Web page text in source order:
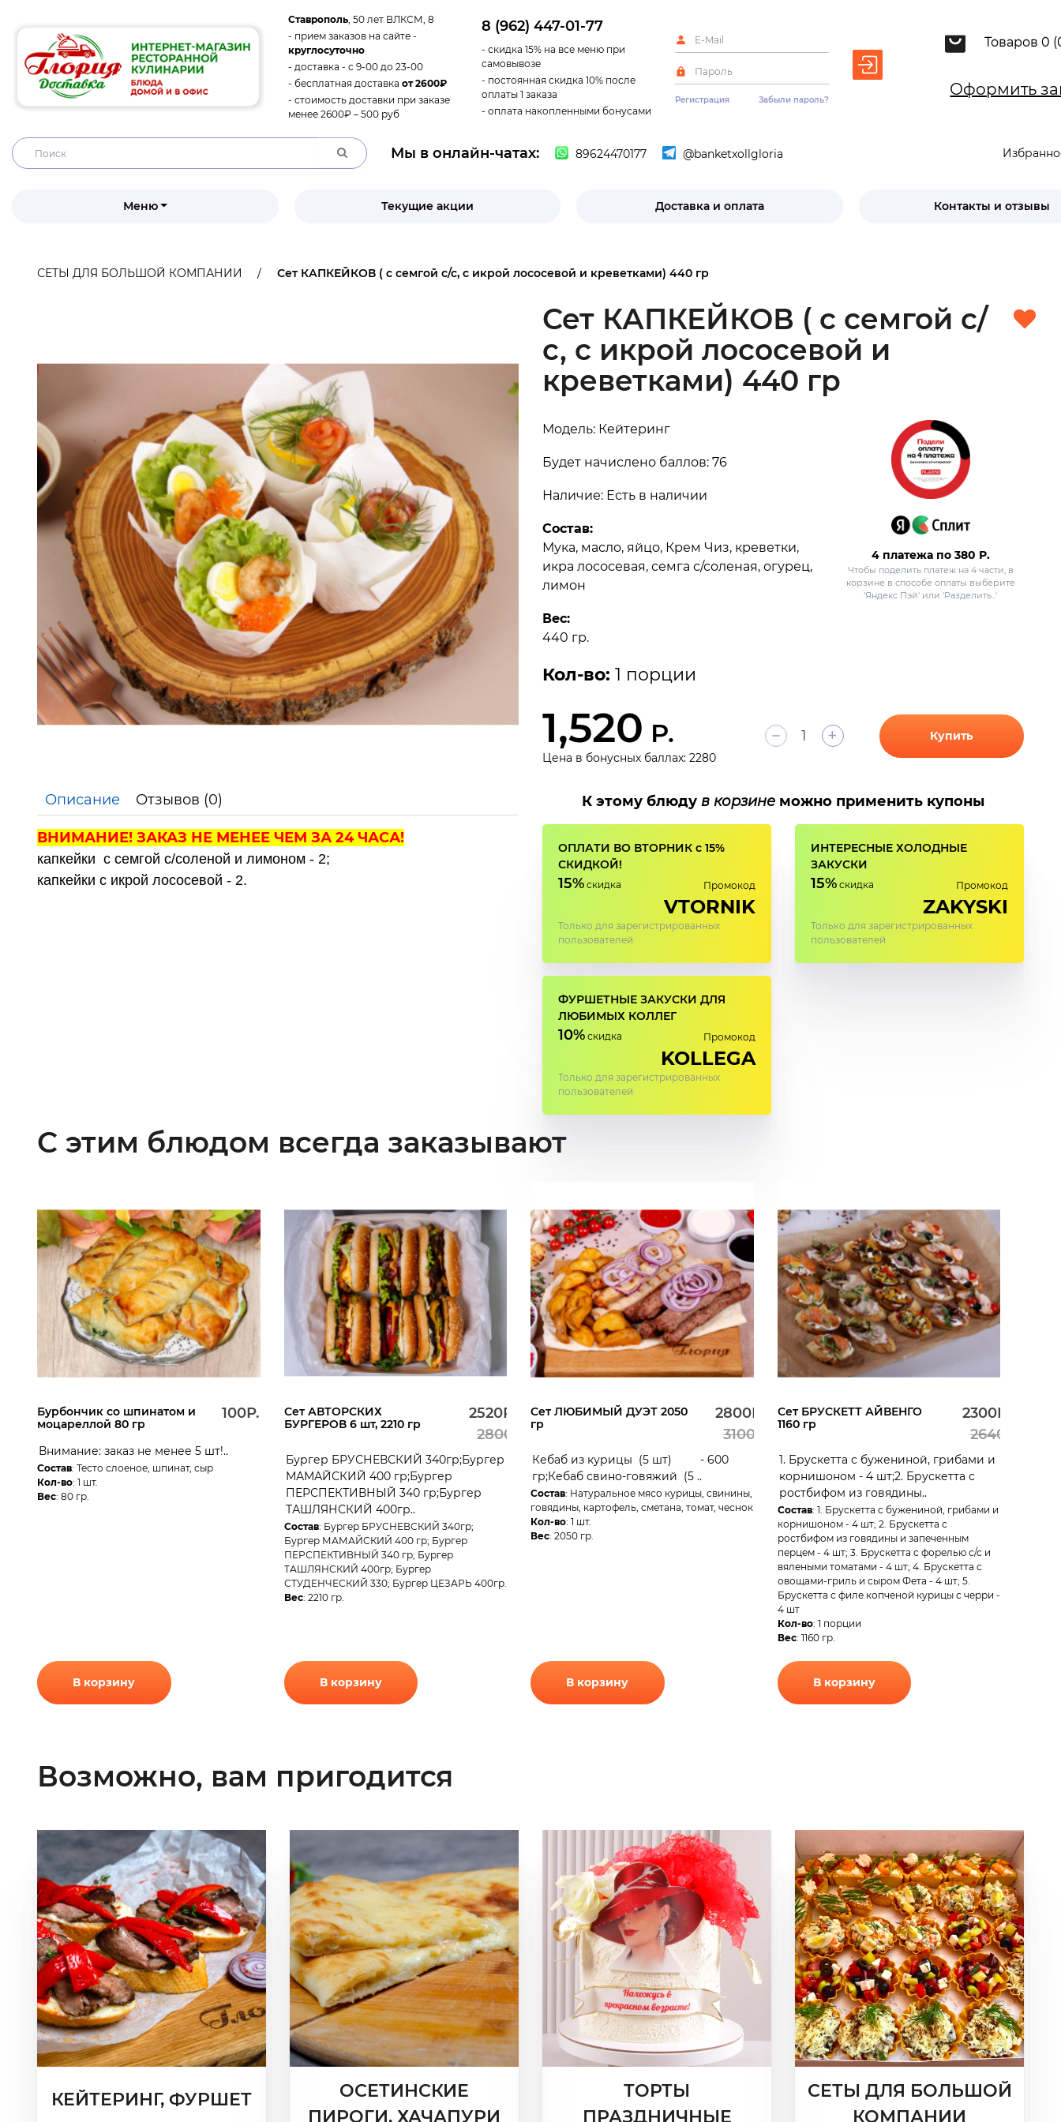
Ставрополь, 50 лет ВЛКСМ, 8
- прием заказов на сайте -
круглосуточно
- доставка - с 9-00 до 23-00
- бесплатная доставка от 2600₽
- стоимость доставки при заказе
менее 2600₽ – 500 руб
8 (962) 447-01-77
- скидка 15% на все меню при
самовывозе
- постоянная скидка 10% после
оплаты 1 заказа
- оплата накопленными бонусами
Регистрация Забыли пароль?
Товаров 0
Оформить
Мы в онлайн-чатах: 89624470177 @banketxollgloria
Меню Текущие акции Доставка и оплата Контакты и отзывы
СЕТЫ ДЛЯ БОЛЬШОЙ КОМПАНИИ Сет КАПКЕЙКОВ ( с семгой с/с, с икрой лососевой и креветками) 440 гр
Описание Отзывов (0)
ВНИМАНИЕ! ЗАКАЗ НЕ МЕНЕЕ ЧЕМ ЗА 24 ЧАСА!
капкейки с семгой с/соленой и лимоном - 2;
капкейки с икрой лососевой - 2.
Сет КАПКЕЙКОВ ( с семгой с/
с, с икрой лососевой и
креветками) 440 гр
Модель: Кейтеринг
Будет начислено баллов: 76
Наличие: Есть в наличии
Состав:
Мука, масло, яйцо, Крем Чиз, креветки,
икра лососевая, семга с/соленая, огурец,
лимон
Вес:
440 гр.
Кол-во: 1 порции
4 платежа по 380 Р.
Чтобы поделить платеж на 4 части, в
корзине в способе оплаты выберите
'Яндекс Пэй' или 'Разделить...'
1,520 Р.
Цена в бонусных баллах: 2280
+ Купить
К этому блюду в корзине можно применить купоны
ОПЛАТИ ВО ВТОРНИК с 15%
СКИДКОЙ!
15% скидка Промокод
VTORNIK
Только для зарегистрированных
пользователей
ИНТЕРЕСНЫЕ ХОЛОДНЫЕ
ЗАКУСКИ
15% скидка Промокод
ZAKYSKI
Только для зарегистрированных
пользователей
ФУРШЕТНЫЕ ЗАКУСКИ ДЛЯ
ЛЮБИМЫХ КОЛЛЕГ
10% скидка Промокод
KOLLEGA
Только для зарегистрированных
пользователей
С этим блюдом всегда заказывают
Бурбончик со шпинатом и
моцареллой 80 гр
100Р.
Внимание: заказ не менее 5 шт!..
Состав: Тесто слоеное, шпинат, сыр
Кол-во: 1 шт.
Вес: 80 гр.
В корзину
Сет АВТОРСКИХ
БУРГЕРОВ 6 шт, 2210 гр
2520Р.
2800Р.
Бургер БРУСНЕВСКИЙ 340гр;Бургер
МАМАЙСКИЙ 400 гр;Бургер
ПЕРСПЕКТИВНЫЙ 340 гр;Бургер
ТАШЛЯНСКИЙ 400гр..
Состав: Бургер БРУСНЕВСКИЙ 340гр;
Бургер МАМАЙСКИЙ 400 гр; Бургер
ПЕРСПЕКТИВНЫЙ 340 гр; Бургер
ТАШЛЯНСКИЙ 400гр; Бургер
СТУДЕНЧЕСКИЙ 330; Бургер ЦЕЗАРЬ 400гр.
Вес: 2210 гр.
В корзину
Сет ЛЮБИМЫЙ ДУЭТ 2050
гр
2800Р.
3100Р.
Кебаб из курицы (5 шт) - 600
гр;Кебаб свино-говяжий (5 ..
Состав: Натуральное мясо курицы, свинины,
говядины, картофель, сметана, томат, чеснок
Кол-во: 1 шт.
Вес: 2050 гр.
В корзину
Сет БРУСКЕТТ АЙВЕНГО
1160 гр
2300Р.
2640Р.
1. Брускетта с бужениной, грибами и
корнишоном - 4 шт;2. Брускетта с
ростбифом из говядины..
Состав: 1. Брускетта с бужениной, грибами и
корнишоном - 4 шт; 2. Брускетта с
ростбифом из говядины и запеченным
перцем - 4 шт; 3. Брускетта с форелью с/с и
вялеными томатами - 4 шт; 4. Брускетта с
овощами-гриль и сыром Фета - 4 шт; 5.
Брускетта с филе копченой курицы с черри -
4 шт
Кол-во: 1 порции
Вес: 1160 гр.
В корзину
Возможно, вам пригодится
КЕЙТЕРИНГ, ФУРШЕТ
ОСЕТИНСКИЕ
ПИРОГИ, ХАЧАПУРИ
ТОРТЫ
ПРАЗДНИЧНЫЕ
СЕТЫ ДЛЯ БОЛЬШОЙ
КОМПАНИИ